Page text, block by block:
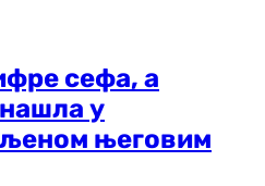
сефа, а
у
његовим